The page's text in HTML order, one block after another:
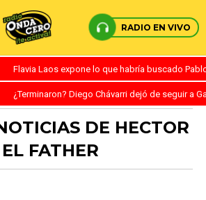
RADIO EN VIVO
Flavia Laos expone lo que habría buscado
¿Terminaron? Diego Chávarri dejó de seguir a
DE HECTOR
EL FATHER